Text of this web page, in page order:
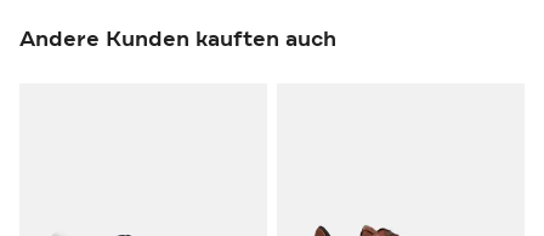
Andere Kunden kauften auch